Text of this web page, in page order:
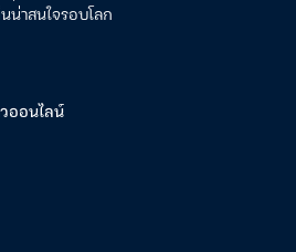
น่าสนใจรอบโลก
ออนไลน์